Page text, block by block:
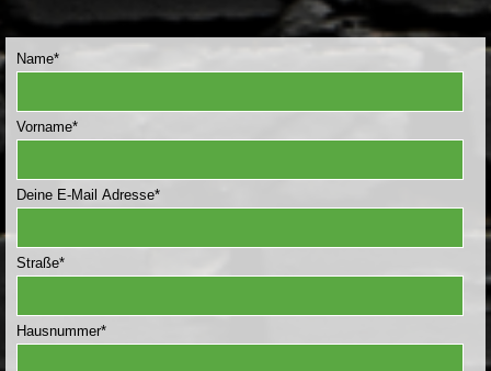
Name*
Vorname*
Deine E-Mail Adresse*
Straße*
Hausnummer*